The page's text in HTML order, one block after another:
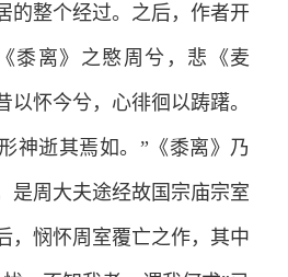
的整个经过。之后，作者开
黍离》之愍周兮，悲《麦
以怀今兮，心徘徊以踌躇。
神逝其焉如。”《黍离》乃
是周大夫途经故国宗庙宗室
，悯怀周室覆亡之作，其中